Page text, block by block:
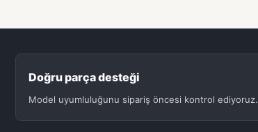
Doğru parça desteği
Model uyumluluğunu sipariş öncesi kontrol ediyoruz.